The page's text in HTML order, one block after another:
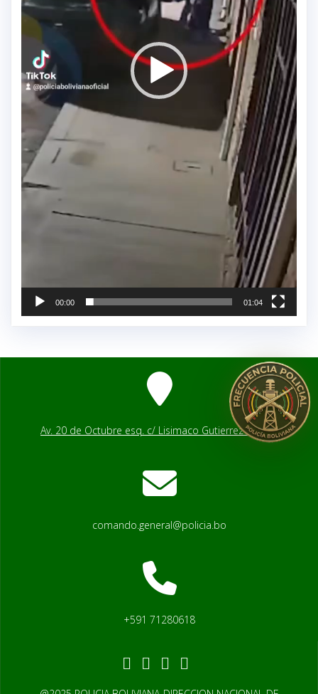
00:00 01:04
Av. 20 de Octubre esq. c/ Lisimaco Gutierrez # 2541
comando.general@policia.bo
+591 71280618